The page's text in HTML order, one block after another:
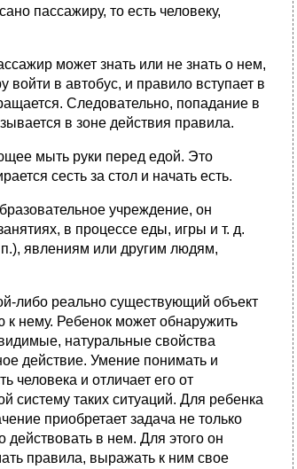
пассажиру, то есть человеку,
может знать или не знать о нем,
войти в автобус, и правило вступает в
Следовательно, попадание в
в зоне действия правила.
мыть руки перед едой. Это
сесть за стол и начать есть.
учреждение, он
в процессе еды, игры и т. д.
явлениям или другим людям,
реально существующий объект
к нему. Ребенок может обнаружить
натуральные свойства
действие. Умение понимать и
человека и отличает его от
систему таких ситуаций. Для ребенка
приобретает задача не только
действовать в нем. Для этого он
правила, выражать к ним свое